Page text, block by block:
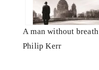
A man without breath
Philip Kerr